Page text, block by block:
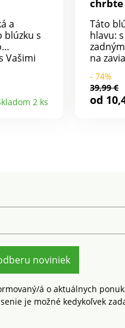
a
blúzku s
Vašimi
"V". Pod2 ks
chrbte
Táto
hlavu:
na
zvlnený
Prsné
- 74%
39,99 €
od
noviniek
á o aktuálnych
je možné kedykoľvek